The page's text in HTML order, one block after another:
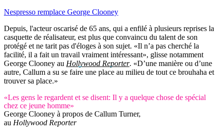
Nespresso remplace George Clooney
Depuis, l'acteur oscarisé de 65 ans, qui a enfilé à plusieurs reprises la
casquette de réalisateur, est plus que convaincu du talent de son
protégé et ne tarit pas d'éloges à son sujet. «Il n’a pas cherché la
facilité, il a fait un travail vraiment intéressant», glisse notamment
George Clooney au Hollywood Reporter. «D’une manière ou d’une
autre, Callum a su se faire une place au milieu de tout ce brouhaha et
trouver sa place.»
«Les gens le regardent et se disent: Il y a quelque chose de spécial
chez ce jeune homme»
George Clooney à propos de Callum Turner,
au Hollywood Reporter